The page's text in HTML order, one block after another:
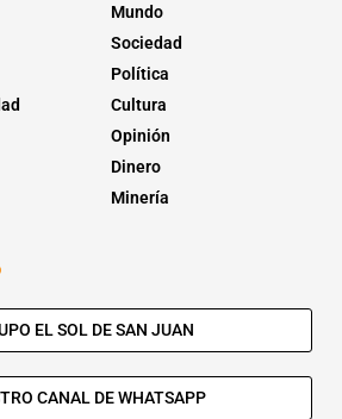
Mundo
Sociedad
Política
Cultura
Opinión
Dinero
Minería
EL SOL DE SAN JUAN
CANAL DE WHATSAPP